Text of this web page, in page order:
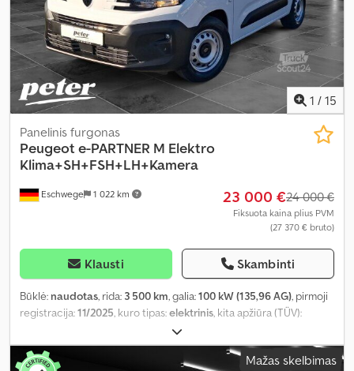
1 / 15
Eschwege 1 022 km
Panelinis furgonas
Peugeot e-PARTNER M Elektro
Klima+SH+FSH+LH+Kamera
23 000 €24 000 €
Fiksuota kaina plius PVM
(27 370 € bruto)
Klausti Skambinti
Būklė: naudotas, rida: 3 500 km, galia:100 kW (135,96 AG), pirmoji
registracija:11/2025, kuro tipas:elektrinis, kita apžiūra (TÜV):
balta
pavaros tipas:automatinis, emisijos klasė:Euro 6, sėdimų vietų
skaičius:
ABS, borto kompiuteris, centrinis užraktas,
Mažas skelbimas